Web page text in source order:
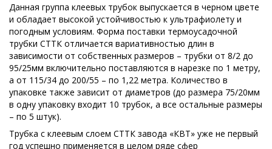
Данная группа клеевых трубок выпускается в черном цвете
и обладает высокой устойчивостью к ультрафиолету и
погодным условиям. Форма поставки термоусадочной
трубки СТТК отличается вариативностью длин в
зависимости от собственных размеров – трубки от 8/2 до
95/25мм включительно поставляются в нарезке по 1 метру,
а от 115/34 до 200/55 – по 1,22 метра. Количество в
упаковке также зависит от диаметров (до размера 75/20мм
в одну упаковку входит 10 трубок, а все остальные размеры
– по 5 штук).
Трубка с клеевым слоем СТТК завода «КВТ» уже не первый
год успешно применяется в целом ряде сфер